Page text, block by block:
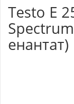
Testo E
енантат)